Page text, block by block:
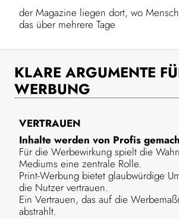
der Magazine liegen dort, wo
das über mehrere Tage
KLARE ARGUMENTE
WERBUNG
VERTRAUEN
Inhalte werden von Profis
Für die Werbewirkung spielt die
Mediums eine zentrale Rolle.
Print-Werbung bietet glaubwürdige
die Nutzer vertrauen.
Ein Vertrauen, das auf die
abstrahlt.